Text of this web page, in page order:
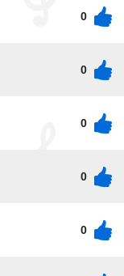
0
0
0
0
0